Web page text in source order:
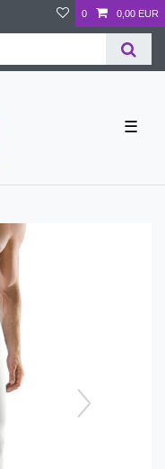
0 0,00 EUR
☰